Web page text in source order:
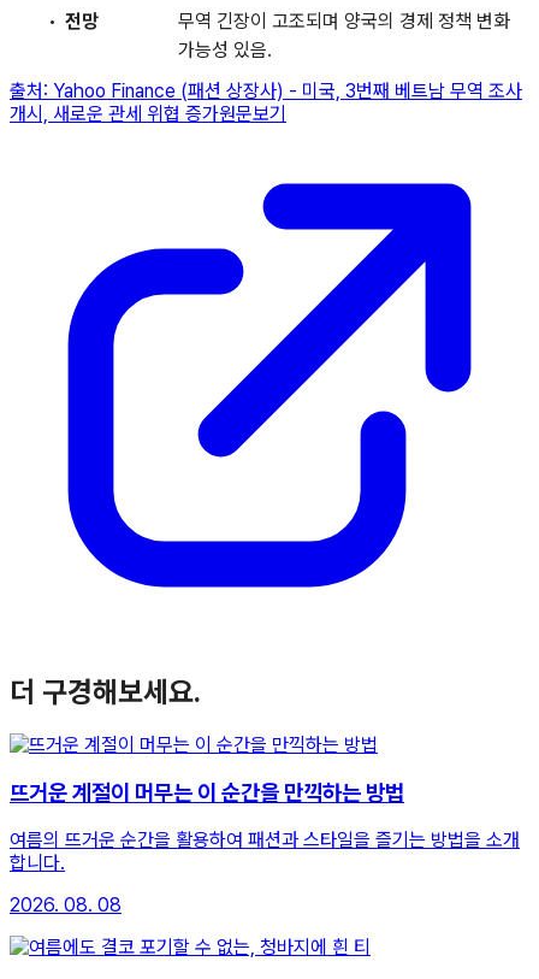
전망
무역 긴장이 고조되며 양국의 경제 정책 변화
가능성 있음.
출처: Yahoo Finance (패션 상장사) - 미국, 3번째 베트남 무역 조사
개시, 새로운 관세 위협 증가원문보기
더 구경해보세요.
뜨거운 계절이 머무는 이 순간을 만끽하는 방법
여름의 뜨거운 순간을 활용하여 패션과 스타일을 즐기는 방법을 소개
합니다.
2026. 08. 08